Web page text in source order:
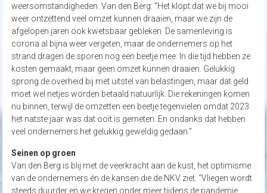
weersomstandigheden. Van den Berg: “Het klopt dat we bij mooi
weer ontzettend veel omzet kunnen draaien, maar we zijn de
afgelopen jaren ook kwetsbaar gebleken. De samenleving is
corona al bijna weer vergeten, maar de ondernemers op het
strand dragen de sporen nog een beetje mee. In die tijd hebben ze
kosten gemaakt, maar geen omzet kunnen draaien. Gelukkig
sprong de overheid bij met uitstel van belastingen, maar dat geld
moet wel netjes worden betaald natuurlijk. Die rekeningen komen
nu binnen, terwijl de omzetten een beetje tegenvielen omdat 2023
het natste jaar was dat ooit is gemeten. En ondanks dat hebben
veel ondernemers het gelukkig geweldig gedaan.”
Seinen op groen
Van den Berg is blij met de veerkracht aan de kust, het optimisme
van de ondernemers én de kansen die de NKV ziet. “Vliegen wordt
steeds duurder en we kregen onder meer tijdens de pandemie